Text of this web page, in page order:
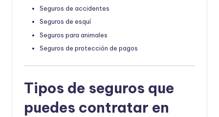
Seguros de accidentes
Seguros de esquí
Seguros para animales
Seguros de protección de pagos
Tipos de seguros que
puedes contratar en